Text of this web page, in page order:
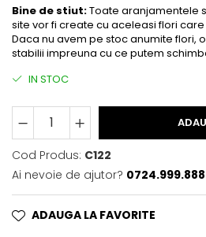
Bine de stiut:Toate aranjamentele
site vor fi create cu aceleasi flori
Daca nu avem pe stoc anumite flori,
stabilii impreuna cu ce putem
IN STOC
Cod Produs: C122
Ai nevoie de ajutor? 0724.999.888
ADAUGA LA FAVORITE